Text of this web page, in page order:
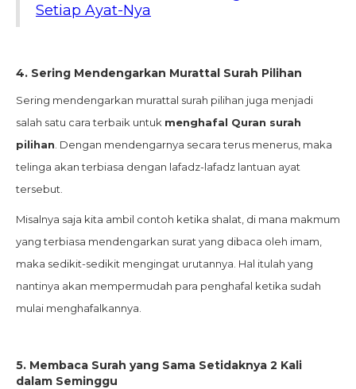
Setiap Ayat-Nya
4. Sering Mendengarkan Murattal Surah Pilihan
Sering mendengarkan murattal surah pilihan juga menjadi
salah satu cara terbaik untuk menghafal Quran surah
pilihan . Dengan mendengarnya secara terus menerus, maka
telinga akan terbiasa dengan lafadz-lafadz lantuan ayat
tersebut.
Misalnya saja kita ambil contoh ketika shalat, di mana makmum
yang terbiasa mendengarkan surat yang dibaca oleh imam,
maka sedikit-sedikit mengingat urutannya. Hal itulah yang
nantinya akan mempermudah para penghafal ketika sudah
mulai menghafalkannya.
5. Membaca Surah yang Sama Setidaknya 2 Kali
dalam Seminggu